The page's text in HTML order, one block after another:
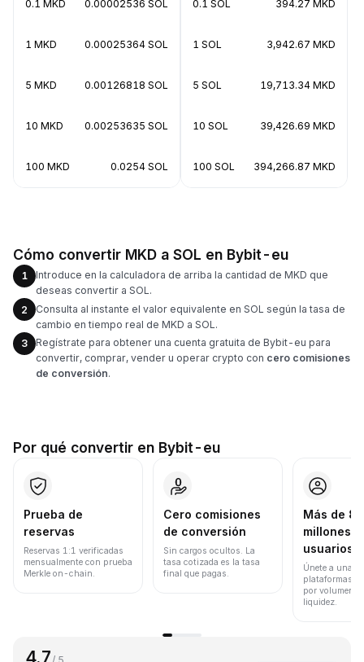
0.1 MKD 0.00002536 SOL
1 MKD 0.00025364 SOL
5 MKD 0.00126818 SOL
10 MKD 0.00253635 SOL
100 MKD 0.0254 SOL
0.1 SOL 394.27 MKD
1 SOL 3,942.67 MKD
5 SOL 19,713.34 MKD
10 SOL 39,426.69 MKD
100 SOL 394,266.87 MKD
Cómo convertir MKD a SOL en Bybit-eu
1
Introduce en la calculadora de arriba la cantidad de MKD que
deseas convertir a SOL.
2
Consulta al instante el valor equivalente en SOL según la tasa de
cambio en tiempo real de MKD a SOL.
3
Regístrate para obtener una cuenta gratuita de Bybit-eu para
convertir, comprar, vender u operar crypto con cero comisiones
de conversión.
Por qué convertir en Bybit-eu
Prueba de
reservas
Reservas 1:1 verificadas
mensualmente con prueba
Merkle on-chain.
Cero comisiones
de conversión
Sin cargos ocultos. La
tasa cotizada es la tasa
final que pagas.
Más de 86
millones
usuarios
Únete a una
plataformas
por volumen
liquidez.
4.7